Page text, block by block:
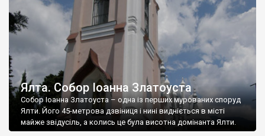
Ялта. Собор Іоанна Златоуста
Собор Іоанна Златоуста – одна із перших мурованих споруд
Ялти. Його 45-метрова дзвіниця і нині видніється в місті
майже звідусіль, а колись це була висотна домінанта Ялти.